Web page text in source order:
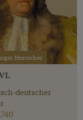
Herrscher
deutscher